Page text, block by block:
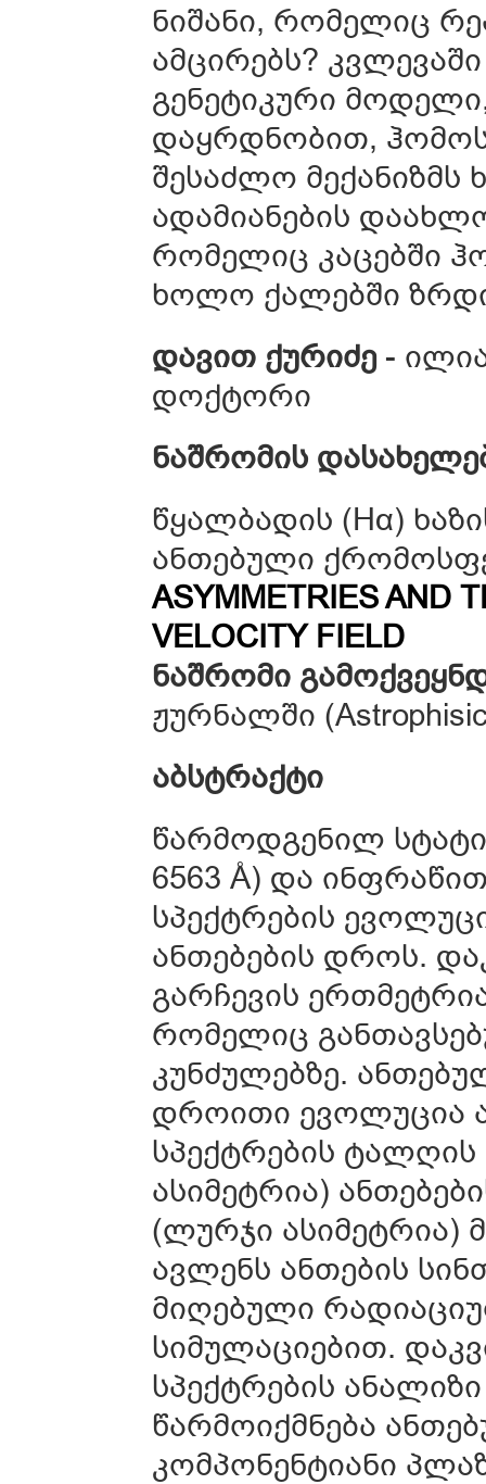
ნიშანი, რომელიც
ამცირებს?
გენეტიკური
დაყრდნობით,
შესაძლო მექანიზმს
ადამიანების
რომელიც კაცებში
ხოლო ქალებში
დავით ქურიძე-
დოქტორი
ნაშრომის
წყალბადის (Hα)
ანთებული
ASYMMETRIES AND
VELOCITY FIELD
ნაშრომი
ჟურნალში
აბსტრაქტი
წარმოდგენილ
6563 Å) და
სპექტრების
ანთებების დროს.
გარჩევის
რომელიც
კუნძულებზე.
დროითი ევოლუცია
სპექტრების
ასიმეტრია)
(ლურჯი ასიმეტრია)
ავლენს ანთების
მიღებული
სიმულაციებით.
სპექტრების
წარმოიქმნება
კომპონენტიანი